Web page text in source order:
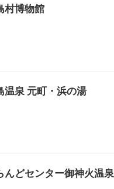
村博物館
温泉 元町・浜の湯
んどセンター御神火温泉